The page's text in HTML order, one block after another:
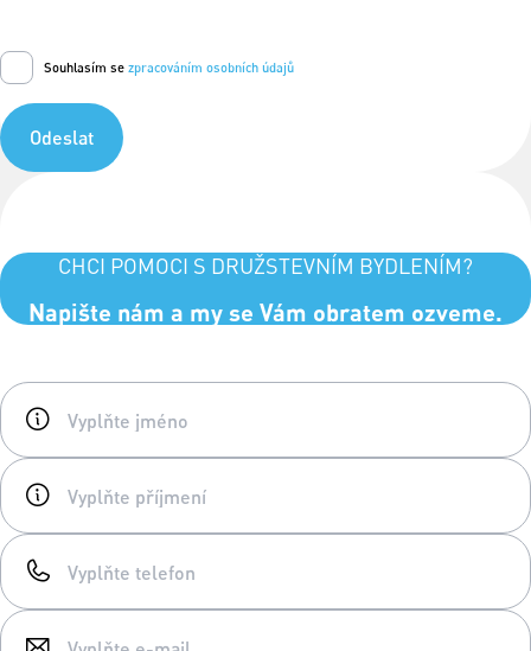
Souhlasím se zpracováním osobních údajů
Odeslat
CHCI POMOCI S DRUŽSTEVNÍM BYDLENÍM?
Napište nám a my se Vám obratem ozveme.